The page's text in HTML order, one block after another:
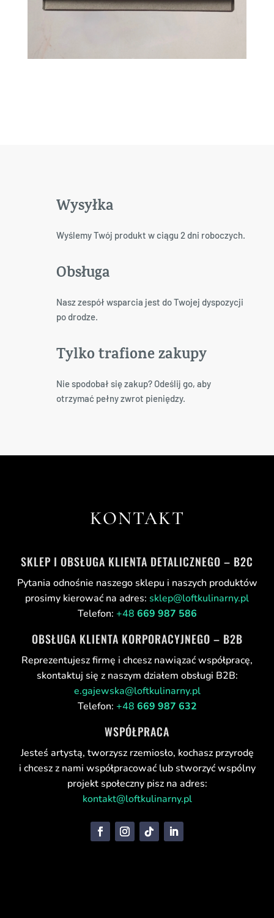
Wysyłka
Wyślemy Twój produkt w ciągu 2 dni roboczych.
Obsługa
Nasz zespół wsparcia jest do Twojej dyspozycji
po drodze.
Tylko trafione zakupy
Nie spodobał się zakup? Odeślij go, aby
otrzymać pełny zwrot pieniędzy.
KONTAKT
SKLEP I OBSŁUGA KLIENTA DETALICZNEGO – B2C
Pytania odnośnie naszego sklepu i naszych produktów
prosimy kierować na adres: sklep@loftkulinarny.pl
Telefon: +48 669 987 586
OBSŁUGA KLIENTA KORPORACYJNEGO – B2B
Reprezentujesz firmę i chcesz nawiązać współpracę,
skontaktuj się z naszym działem obsługi B2B:
e.gajewska@loftkulinarny.pl
Telefon: +48 669 987 632
WSPÓŁPRACA
Jesteś artystą, tworzysz rzemiosło, kochasz przyrodę
i chcesz z nami współpracować lub stworzyć wspólny
projekt społeczny pisz na adres:
kontakt@loftkulinarny.pl